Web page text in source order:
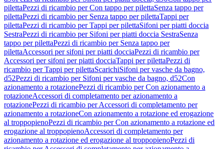
pilettaPezzi di ricambio per Con tappo per pilettaSenza tappo per
pilettaPezzi di ricambio per Senza tappo per pilettaTappi per
pilettaPezzi di ricambio per Tappi per pilettaSifoni per piatti doccia
SestraPezzi di ricambio per Sifoni per piatti doccia SestraSenza
tappo per pilettaPezzi di ricambio per Senza tappo per
pilettaAccessori per sifoni per piatti docciaPezzi di ricambio per
Accessori per sifoni per piatti docciaTappi per pilettaPezzi di
ricambio per Tappi per pilettaScarichiSifoni per vasche da bagno,
d52Pezzi di ricambio per Sifoni per vasche da bagno, d52Con
azionamento a rotazionePezzi di ricambio per Con azionamento a
rotazioneAccessori di completamento per azionamento a
rotazionePezzi di ricambio per Accessori di completamento per
azionamento a rotazioneCon azionamento a rotazione ed erogazione
al troppopienoPezzi di ricambio per Con azionamento a rotazione ed
erogazione al troppopienoAccessori di completamento per
azionamento a rotazione ed erogazione al troppopienoPezzi di